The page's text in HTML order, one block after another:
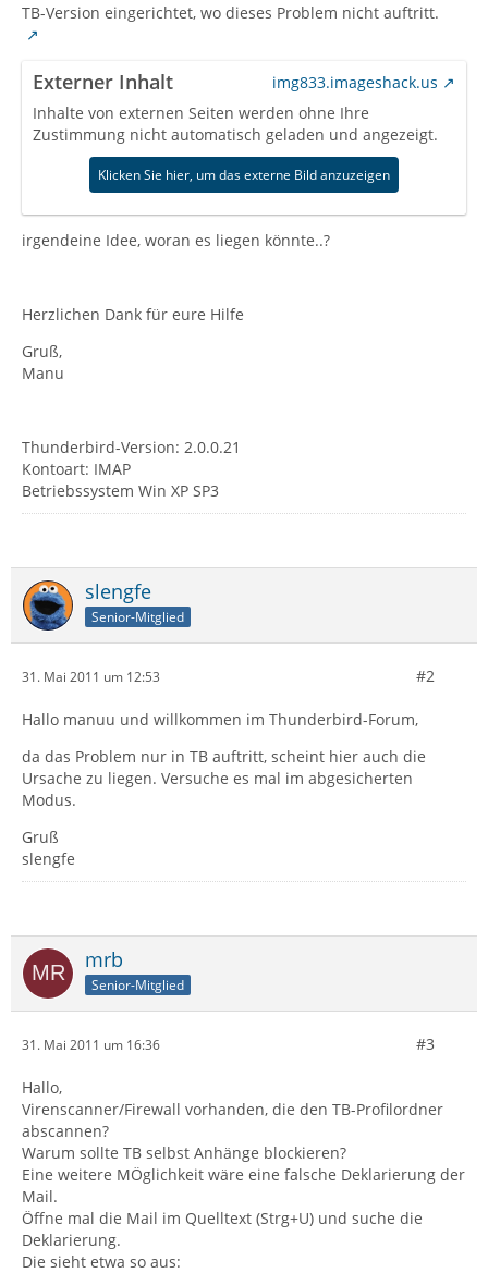
TB-Version eingerichtet, wo dieses Problem nicht auftritt.
Externer Inhalt
img833.imageshack.us
Inhalte von externen Seiten werden ohne Ihre
Zustimmung nicht automatisch geladen und angezeigt.
Klicken Sie hier, um das externe Bild anzuzeigen
irgendeine Idee, woran es liegen könnte..?
Herzlichen Dank für eure Hilfe
Gruß,
Manu
Thunderbird-Version: 2.0.0.21
Kontoart: IMAP
Betriebssystem Win XP SP3
slengfe
Senior-Mitglied
31. Mai 2011 um 12:53 #2
Hallo manuu und willkommen im Thunderbird-Forum,
da das Problem nur in TB auftritt, scheint hier auch die
Ursache zu liegen. Versuche es mal im abgesicherten
Modus.
Gruß
slengfe
mrb
Senior-Mitglied
31. Mai 2011 um 16:36 #3
Hallo,
Virenscanner/Firewall vorhanden, die den TB-Profilordner
abscannen?
Warum sollte TB selbst Anhänge blockieren?
Eine weitere MÖglichkeit wäre eine falsche Deklarierung der
Mail.
Öffne mal die Mail im Quelltext (Strg+U) und suche die
Deklarierung.
Die sieht etwa so aus: